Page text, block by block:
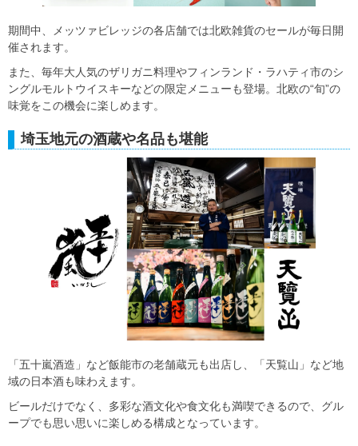
期間中、メッツァビレッジの各店舗では北欧雑貨のセールが毎日開
催されます。
また、毎年大人気のザリガニ料理やフィンランド・ラハティ市のシ
ングルモルトウイスキーなどの限定メニューも登場。北欧の“旬”の
味覚をこの機会に楽しめます。
埼玉地元の酒蔵や名品も堪能
「五十嵐酒造」など飯能市の老舗蔵元も出店し、「天覧山」など地
域の日本酒も味わえます。
ビールだけでなく、多彩な酒文化や食文化も満喫できるので、グル
ープでも思い思いに楽しめる構成となっています。